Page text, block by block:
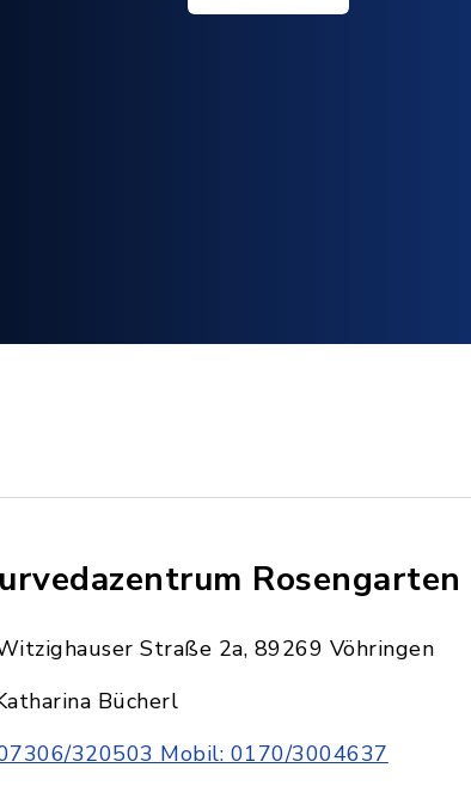
Rosengarten
Straße 2a, 89269 Vöhringen
Bücherl
320503 Mobil: 0170/3004637